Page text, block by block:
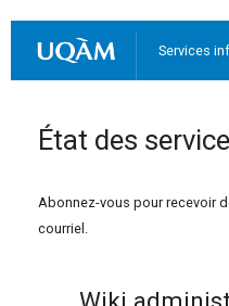
Services
État des
Abonnez-vous pour recevoir
courriel.